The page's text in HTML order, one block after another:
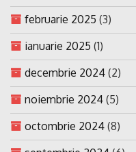
februarie 2025 (3)
ianuarie 2025 (1)
decembrie 2024 (2)
noiembrie 2024 (5)
octombrie 2024 (8)